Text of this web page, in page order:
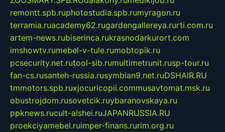
remontt.spb.ruphotostudia.spb.rumyragon.ru
terramia.ruacademy62.rugardengallereya.rurti.com.ru
artem-news.rubiserinca.rukrasnodarkurort.com
imshowtv.rumebel-v-tule.rumobtopik.ru
pcsecurity.net.rutool-sib.rumultimetrunit.rusp-tour.ru
fan-cs.rusanteh-russia.rusymbian9.net.ruDSHAIR.RU
tmmotors.spb.ruxjocuricopii.commusavtomat.msk.ru
obustrojdom.rusovetcik.ruybaranovskaya.ru
ppknews.rucult-alshei.ruJAPANRUSSIA.RU
proekciyamebel.ruimper-finans.rurim.org.ru